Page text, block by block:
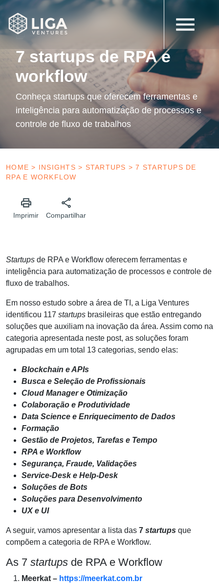
12 de setembro de 2022
Startups
7 startups de RPA e
workflow
Conheça startups que oferecem ferramentas e
inteligência para automatização de processos e
controle de fluxo de trabalhos
HOME > INSIGHTS > STARTUPS >7 STARTUPS DE
RPA E WORKFLOW
Imprimir Compartilhar
Startups de RPA e Workflow oferecem ferramentas e
inteligência para automatização de processos e controle de
fluxo de trabalhos.
Em nosso estudo sobre a área de TI, a Liga Ventures
identificou 117 startups brasileiras que estão entregando
soluções que auxiliam na inovação da área. Assim como na
categoria apresentada neste post, as soluções foram
agrupadas em um total 13 categorias, sendo elas:
Blockchain e APIs
Busca e Seleção de Profissionais
Cloud Manager e Otimização
Colaboração e Produtividade
Data Science e Enriquecimento de Dados
Formação
Gestão de Projetos, Tarefas e Tempo
RPA e Workflow
Segurança, Fraude, Validações
Service-Desk e Help-Desk
Soluções de Bots
Soluções para Desenvolvimento
UX e UI
A seguir, vamos apresentar a lista das 7 startups que
compõem a categoria de RPA e Workflow.
As 7 startups de RPA e Workflow
Meerkat – https://meerkat.com.br